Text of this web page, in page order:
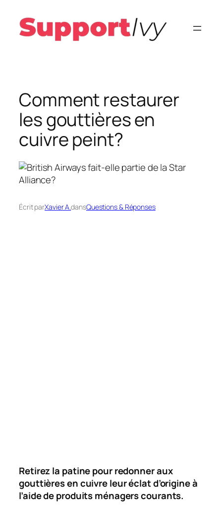
contenu
Comment restaurer
les gouttières en
cuivre peint?
Écrit parXavier A.dansQuestions & Réponses
Retirez la patine pour redonner aux
gouttières en cuivre leur éclat d’origine à
l’aide de produits ménagers courants.